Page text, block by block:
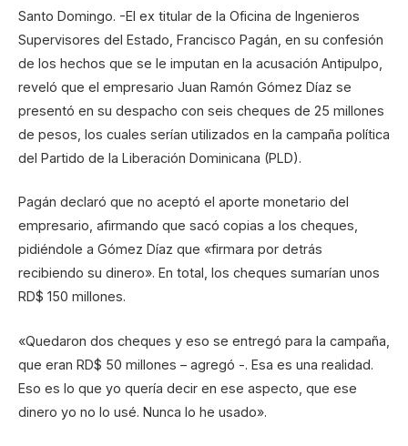
Santo Domingo. -El ex titular de la Oficina de Ingenieros
Supervisores del Estado, Francisco Pagán, en su confesión
de los hechos que se le imputan en la acusación Antipulpo,
reveló que el empresario Juan Ramón Gómez Díaz se
presentó en su despacho con seis cheques de 25 millones
de pesos, los cuales serían utilizados en la campaña política
del Partido de la Liberación Dominicana (PLD).
Pagán declaró que no aceptó el aporte monetario del
empresario, afirmando que sacó copias a los cheques,
pidiéndole a Gómez Díaz que «firmara por detrás
recibiendo su dinero». En total, los cheques sumarían unos
RD$ 150 millones.
«Quedaron dos cheques y eso se entregó para la campaña,
que eran RD$ 50 millones – agregó -. Esa es una realidad.
Eso es lo que yo quería decir en ese aspecto, que ese
dinero yo no lo usé. Nunca lo he usado».